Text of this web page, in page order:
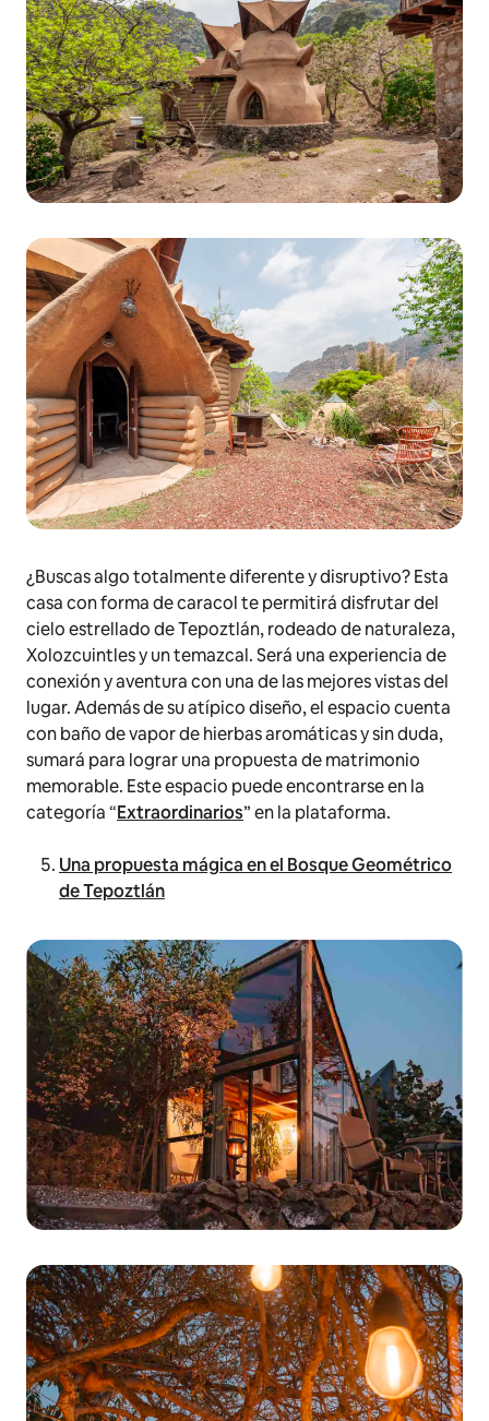
¿Buscas algo totalmente diferente y disruptivo? Esta
casa con forma de caracol te permitirá disfrutar del
cielo estrellado de Tepoztlán, rodeado de naturaleza,
Xolozcuintles y un temazcal. Será una experiencia de
conexión y aventura con una de las mejores vistas del
lugar. Además de su atípico diseño, el espacio cuenta
con baño de vapor de hierbas aromáticas y sin duda,
sumará para lograr una propuesta de matrimonio
memorable. Este espacio puede encontrarse en la
categoría “Extraordinarios” en la plataforma.
Una propuesta mágica en el Bosque Geométrico
de Tepoztlán